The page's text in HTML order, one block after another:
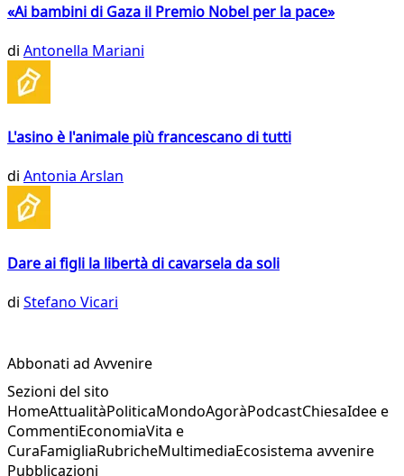
«Ai bambini di Gaza il Premio Nobel per la pace»
di Antonella Mariani
L'asino è l'animale più francescano di tutti
di Antonia Arslan
Dare ai figli la libertà di cavarsela da soli
di Stefano Vicari
Abbonati ad Avvenire
Sezioni del sito
HomeAttualitàPoliticaMondoAgoràPodcastChiesaIdee e
CommentiEconomiaVita e
CuraFamigliaRubricheMultimediaEcosistema avvenire
Pubblicazioni